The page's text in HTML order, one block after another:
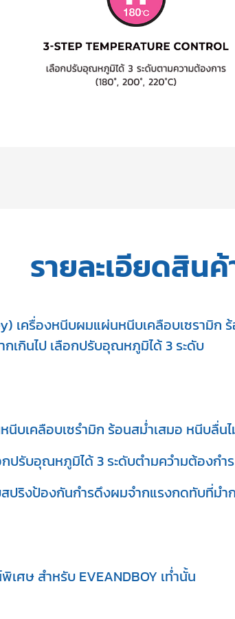
รายละเอียดสินค้
เครื่องหนีบผมแผ่นหนีบเคลือบเซรามิ
เกินไป เลือกปรับอุณหภูมิได้ 3 ระดับ
หนีบเคลือบเซรำมิก ร้อนสม่ำเสมอ หนีบลื่น
กปรับอุณหภูมิได้ 3 ระดับตำมควำมต้องกำร
สปริงป้องกันกำรดึงผมจำกแรงกดทับที่มำ
เศษ สำหรับ EVEANDBOY เท่ำนั้น